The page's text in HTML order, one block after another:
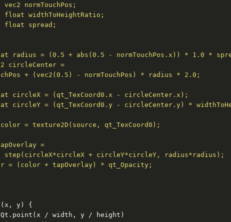
vec2 normTouchPos;
float widthToHeightRatio;
float spread;
radius = (0.5 + abs(0.5 - normTouchPos.x)) * 1.0 *
circleCenter =
+ (vec2(0.5) - normTouchPos) * radius * 2.0;
circleX = (qt_TexCoord0.x - circleCenter.x);
circleY = (qt_TexCoord0.y - circleCenter.y) *
= texture2D(source, qt_TexCoord0);
=
step(circleX*circleX + circleY*circleY, radius*radius);
= (color + tapOverlay) * qt_Opacity;
( x, y) {
/ width, y / height)